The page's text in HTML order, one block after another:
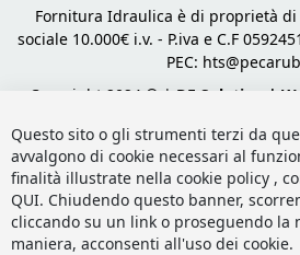
Fornitura Idraulica è di proprietà di
sociale 10.000€ i.v. - P.iva e C.F
PEC:
Copyright 2024 © | DF Solution |
Questo sito o gli strumenti terzi da
avvalgono di cookie necessari al
finalità illustrate nella cookie policy ,
QUI. Chiudendo questo banner,
cliccando su un link o proseguendo la
maniera, acconsenti all'uso dei cookie.